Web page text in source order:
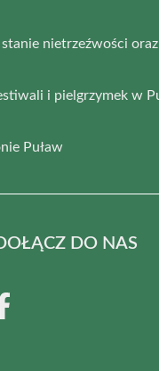
nietrzeźwości
i pielgrzymek w
Puław
DO NAS